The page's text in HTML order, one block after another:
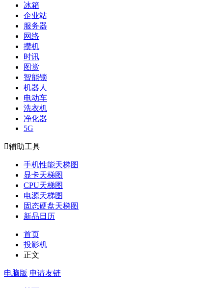
冰箱
企业站
服务器
网络
攒机
时讯
图赏
智能锁
机器人
电动车
洗衣机
净化器
5G
辅助工具
手机性能天梯图
显卡天梯图
CPU天梯图
电源天梯图
固态硬盘天梯图
新品日历
首页
投影机
正文
电脑版 申请友链